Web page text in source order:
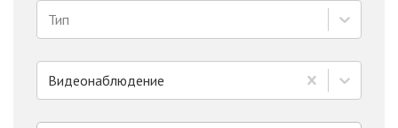
Тип
Видеонаблюдение